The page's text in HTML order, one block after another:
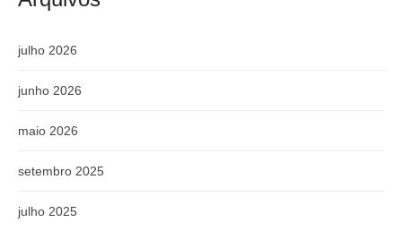
julho 2026
junho 2026
maio 2026
setembro 2025
julho 2025